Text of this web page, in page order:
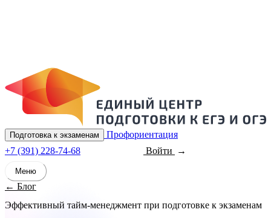
Подготовка к экзаменам
Профориентация
+7 (391) 228-74-68
Войти
Меню
← Блог
Эффективный тайм-менеджмент при подготовке к экзаменам